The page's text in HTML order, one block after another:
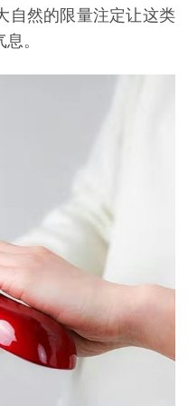
自然的限量注定让这类
。